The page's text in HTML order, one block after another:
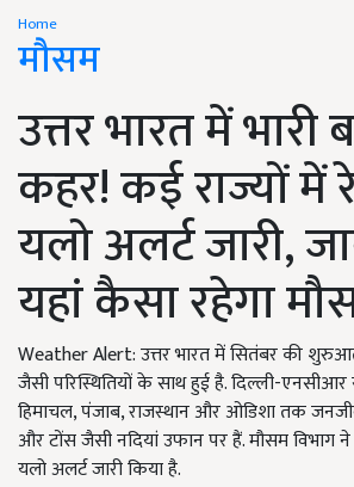
Home
मौसम
उत्तर भारत में भारी
कहर! कई राज्यों में
यलो अलर्ट जारी,
यहां कैसा रहेगा
Weather Alert: उत्तर भारत में सितंबर की
जैसी परिस्थितियों के साथ हुई है. दिल्ली-
हिमाचल, पंजाब, राजस्थान और ओडिशा तक
और टोंस जैसी नदियां उफान पर हैं. मौसम विभाग
यलो अलर्ट जारी किया है.